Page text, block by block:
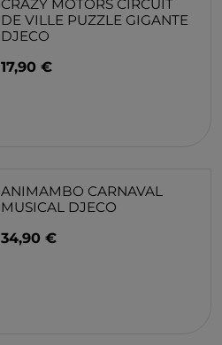
CRAZY MOTORS CIRCUIT
DE VILLE PUZZLE GIGANTE
DJECO
17,90 €
ANIMAMBO CARNAVAL
MUSICAL DJECO
34,90 €